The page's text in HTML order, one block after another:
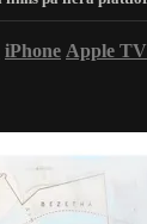
iPhone Apple TV